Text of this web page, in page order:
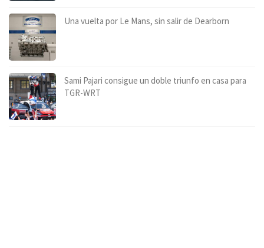
Una vuelta por Le Mans, sin salir de Dearborn
Sami Pajari consigue un doble triunfo en casa para
TGR-WRT